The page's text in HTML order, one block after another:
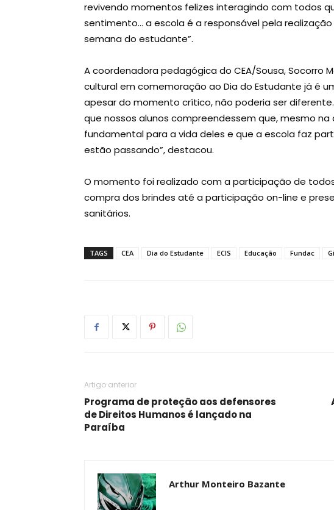
revivendo momentos felizes interagindo com todos
sentimento… a escola é a responsável pela
semana do estudante”.
A coordenadora pedagógica do CEA/Sousa, Socorro
cultural em comemoração ao Dia do Estudante já é
apesar do momento crítico, não poderia ser
que nossos alunos compreendessem que, mesmo
fundamental para a vida deles e que a escola faz
estão passando”, destacou.
O momento foi realizado com a participação de
compra dos brindes até a participação on-line e
sanitários.
TAGS CEA Dia do Estudante ECIS Educação Fundac
Artigo anterior
Programa de proteção aos defensores
de Direitos Humanos é lançado na
Paraíba
Arthur Monteiro Bazante